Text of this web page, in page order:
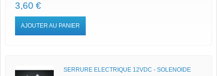
3,60 €
AJOUTER AU PANIER
SERRURE ELECTRIQUE 12VDC - SOLENOIDE